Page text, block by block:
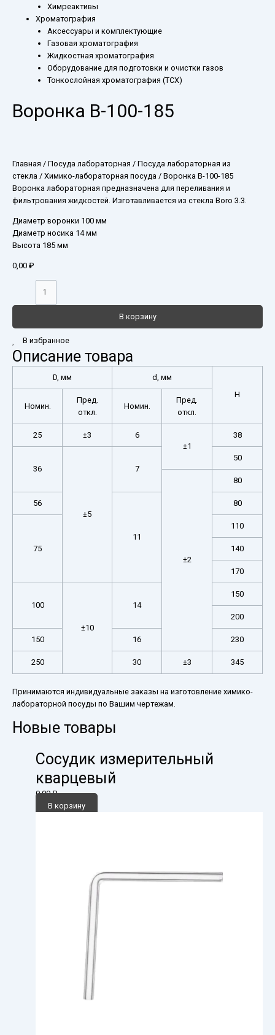
Химреактивы
Хроматография
Аксессуары и комплектующие
Газовая хроматография
Жидкостная хроматография
Оборудование для подготовки и очистки газов
Тонкослойная хроматография (ТСХ)
Воронка В-100-185
Главная / Посуда лабораторная / Посуда лабораторная из
стекла / Химико-лабораторная посуда / Воронка В-100-185
Воронка лабораторная предназначена для переливания и
фильтрования жидкостей. Изготавливается из стекла Boro 3.3.
Диаметр воронки 100 мм
Диаметр носика 14 мм
Высота 185 мм
0,00 ₽
В корзину
В избранное
Описание товара
D, мм
d, мм
Н
Номин.
Пред.
откл.
Номин.
Пред.
откл.
25 ±3
6
±1
38
36
±5
7
50
±2
80
56
11
80
75
110
140
170
100
±10
14
150
200
150 16 230
250 30 ±3 345
Принимаются индивидуальные заказы на изготовление химико-
лабораторной посуды по Вашим чертежам.
Новые товары
Сосудик измерительный
кварцевый
0,00₽
В корзину